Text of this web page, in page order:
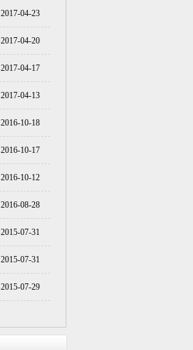
2017-04-23
2017-04-20
2017-04-17
2017-04-13
2016-10-18
2016-10-17
2016-10-12
2016-08-28
2015-07-31
2015-07-31
2015-07-29